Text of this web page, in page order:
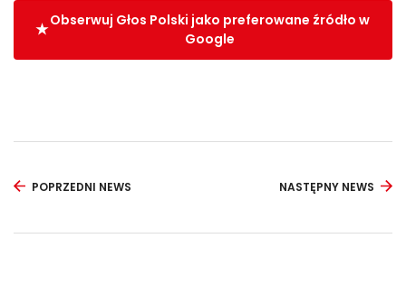
Obserwuj Głos Polski jako preferowane źródło w
Google
POPRZEDNI NEWS NASTĘPNY NEWS